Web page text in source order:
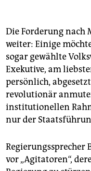
Die Forderung nach
weiter: Einige
sogar gewählte
Exekutive, am
persönlich,
revolutionär
institutionellen
nur der
Regierungssprecher
vor „Agitatoren“,